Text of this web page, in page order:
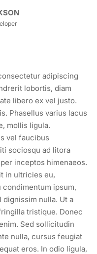
adipiscing
lobortis, diam
libero ex vel justo.
Phasellus varius lacus
mollis ligula.
vel faucibus
sociosqu ad litora
inceptos himenaeos.
in ultricies eu,
ipsum,
nulla. Ut a
tristique. Donec
Sed sollicitudin
nulla, cursus feugiat
eros. In odio ligula,